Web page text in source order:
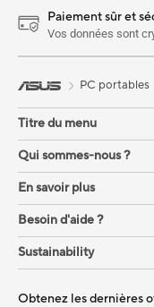
Paiement sûr et
Vos données sont
PC portables
Titre du menu
Qui sommes-nous ?
En savoir plus
Besoin d'aide ?
Sustainability
Obtenez les dernières